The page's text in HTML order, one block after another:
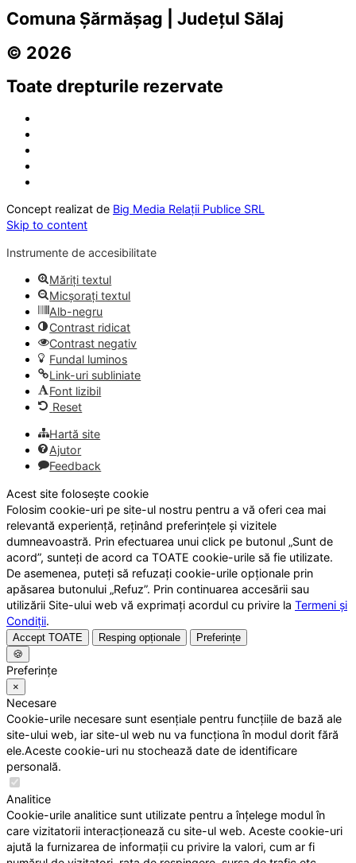
Comuna Șărmășag | Județul Sălaj
© 2026
Toate drepturile rezervate
Concept realizat de Big Media Relații Publice SRL
Skip to content
Instrumente de accesibilitate
Măriți textul
Micșorați textul
Alb-negru
Contrast ridicat
Contrast negativ
Fundal luminos
Link-uri subliniate
Font lizibil
Reset
Hartă site
Ajutor
Feedback
Acest site folosește cookie
Folosim cookie-uri pe site-ul nostru pentru a vă oferi cea mai
relevantă experiență, reținând preferințele și vizitele
dumneavoastră. Prin efectuarea unui click pe butonul „Sunt de
acord”, sunteți de acord ca TOATE cookie-urile să fie utilizate.
De asemenea, puteți să refuzați cookie-urile opționale prin
apăsarea butonului „Refuz”. Prin continuarea accesării sau
utilizării Site-ului web vă exprimați acordul cu privire la Termeni și
Condiții.
Accept TOATE Resping opționale
Preferințe
🍪
Preferințe
×
Necesare
Cookie-urile necesare sunt esențiale pentru funcțiile de bază ale
site-ului web, iar site-ul web nu va funcționa în modul dorit fără
ele.Aceste cookie-uri nu stochează date de identificare
personală.
Analitice
Cookie-urile analitice sunt utilizate pentru a înțelege modul în
care vizitatorii interacționează cu site-ul web. Aceste cookie-uri
ajută la furnizarea de informații cu privire la valori, cum ar fi